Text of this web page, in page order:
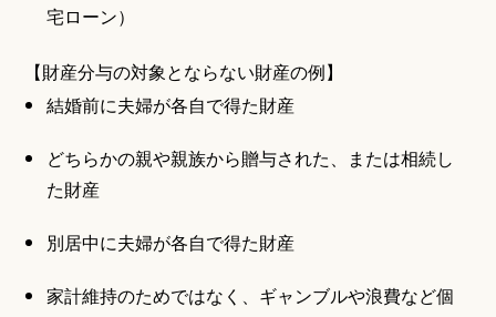
宅ローン）
【財産分与の対象とならない財産の例】
結婚前に夫婦が各自で得た財産
どちらかの親や親族から贈与された、または相続し
た財産
別居中に夫婦が各自で得た財産
家計維持のためではなく、ギャンブルや浪費など個